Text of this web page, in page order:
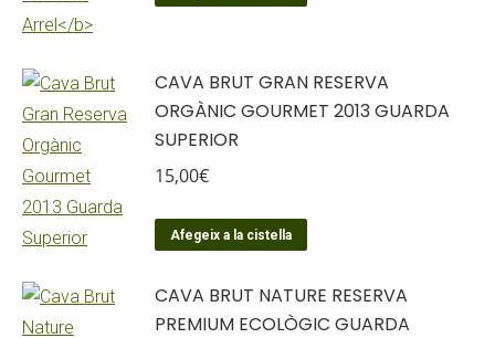
CAVA BRUT GRAN RESERVA
ORGÀNIC GOURMET 2013 GUARDA
SUPERIOR
15,00€
Afegeix a la cistella
CAVA BRUT NATURE RESERVA
PREMIUM ECOLÒGIC GUARDA